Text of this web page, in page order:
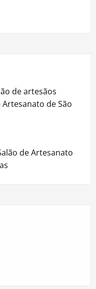
de artesãos
Artesanato de São
de Artesanato